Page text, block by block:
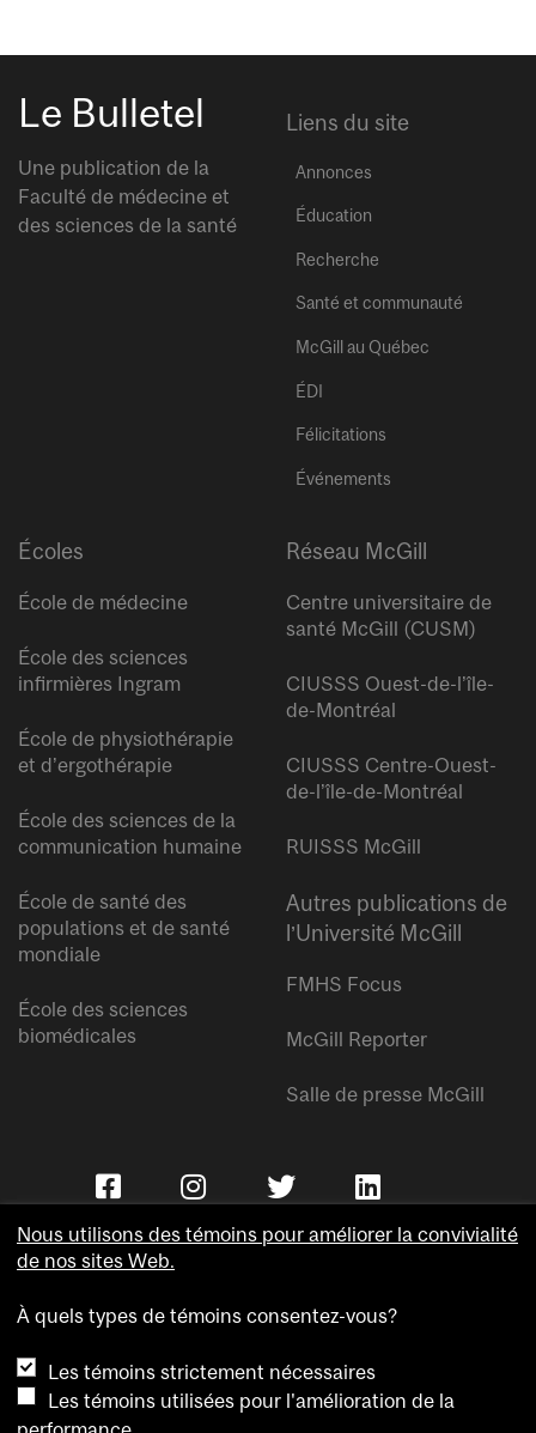
Le Bulletel
Une publication de la
Faculté de médecine et
des sciences de la santé
Liens du site
Annonces
Éducation
Recherche
Santé et communauté
McGill au Québec
ÉDI
Félicitations
Événements
Écoles
École de médecine
École des sciences
infirmières Ingram
École de physiothérapie
et d’ergothérapie
École des sciences de la
communication humaine
École de santé des
populations et de santé
mondiale
École des sciences
biomédicales
Réseau McGill
Centre universitaire de
santé McGill (CUSM)
CIUSSS Ouest-de-l’île-
de-Montréal
CIUSSS Centre-Ouest-
de-l’île-de-Montréal
RUISSS McGill
Autres publications de
l’Université McGill
FMHS Focus
McGill Reporter
Salle de presse McGill
Accessibilité
Confidentialité
Nous utilisons des témoins pour améliorer la convivialité
de nos sites Web.
À quels types de témoins consentez-vous?
Les témoins strictement nécessaires
Les témoins utilisées pour l'amélioration de la